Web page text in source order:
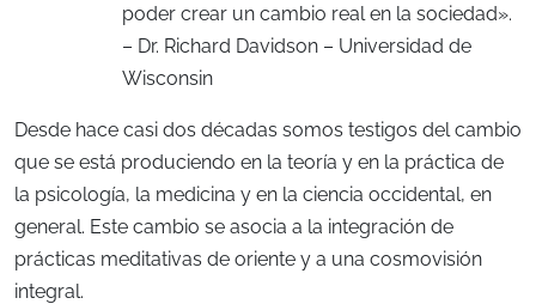
poder crear un cambio real en la sociedad».
– Dr. Richard Davidson – Universidad de
Wisconsin
Desde hace casi dos décadas somos testigos del cambio
que se está produciendo en la teoría y en la práctica de
la psicología, la medicina y en la ciencia occidental, en
general. Este cambio se asocia a la integración de
prácticas meditativas de oriente y a una cosmovisión
integral.